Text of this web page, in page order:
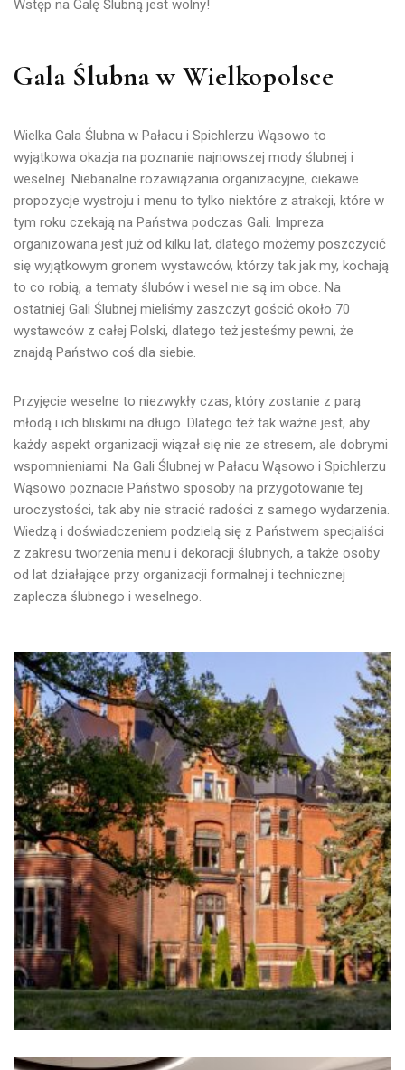
Wstęp na Galę Ślubną jest wolny!
Gala Ślubna w Wielkopolsce​
Wielka Gala Ślubna w Pałacu i Spichlerzu Wąsowo to
wyjątkowa okazja na poznanie najnowszej mody ślubnej i
weselnej. Niebanalne rozawiązania organizacyjne, ciekawe
propozycje wystroju i menu to tylko niektóre z atrakcji, które w
tym roku czekają na Państwa podczas Gali. Impreza
organizowana jest już od kilku lat, dlatego możemy poszczycić
się wyjątkowym gronem wystawców, którzy tak jak my, kochają
to co robią, a tematy ślubów i wesel nie są im obce. Na
ostatniej Gali Ślubnej mieliśmy zaszczyt gościć około 70
wystawców z całej Polski, dlatego też jesteśmy pewni, że
znajdą Państwo coś dla siebie.
Przyjęcie weselne to niezwykły czas, który zostanie z parą
młodą i ich bliskimi na długo. Dlatego też tak ważne jest, aby
każdy aspekt organizacji wiązał się nie ze stresem, ale dobrymi
wspomnieniami. Na Gali Ślubnej w Pałacu Wąsowo i Spichlerzu
Wąsowo poznacie Państwo sposoby na przygotowanie tej
uroczystości, tak aby nie stracić radości z samego wydarzenia.
Wiedzą i doświadczeniem podzielą się z Państwem specjaliści
z zakresu tworzenia menu i dekoracji ślubnych, a także osoby
od lat działające przy organizacji formalnej i technicznej
zaplecza ślubnego i weselnego.